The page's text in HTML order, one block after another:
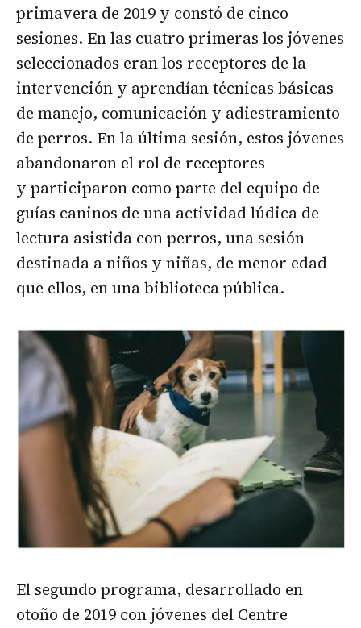
primavera de 2019 y constó de cinco
sesiones. En las cuatro primeras los jóvenes
seleccionados eran los receptores de la
intervención y aprendían técnicas básicas
de manejo, comunicación y adiestramiento
de perros. En la última sesión, estos jóvenes
abandonaron el rol de receptores
y participaron como parte del equipo de
guías caninos de una actividad lúdica de
lectura asistida con perros, una sesión
destinada a niños y niñas, de menor edad
que ellos, en una biblioteca pública.
El segundo programa, desarrollado en
otoño de 2019 con jóvenes del Centre